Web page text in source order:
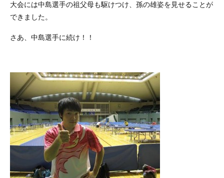
大会には中島選手の祖父母も駆けつけ、孫の雄姿を見せることが
できました。
さあ、中島選手に続け！！